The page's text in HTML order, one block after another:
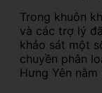
Trong khuôn
và các trợ lý
khảo sát một
chuyền phân
Hưng Yên